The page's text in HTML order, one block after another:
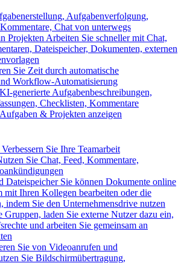
Aufgabenverfolgung,
Chat von unterwegs
Projekten Arbeiten Sie schneller mit Chat,
Dateispeicher, Dokumenten, externen
Sie Zeit durch automatische
Workflow-Automatisierung
KI-generierte Aufgabenbeschreibungen,
Checklisten, Kommentare
& Projekten anzeigen
Verbessern Sie Ihre Teamarbeit
Sie Chat, Feed, Kommentare,
Dateispeicher Sie können Dokumente online
mit Ihren Kollegen bearbeiten oder die
indem Sie den Unternehmensdrive nutzen
Gruppen, laden Sie externe Nutzer dazu ein,
und arbeiten Sie gemeinsam an
Sie von Videoanrufen und
Sie Bildschirmübertragung,